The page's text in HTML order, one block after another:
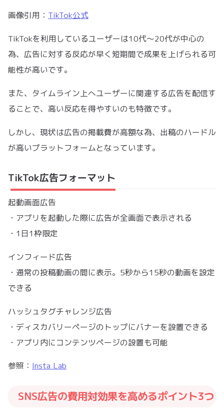
画像引用： TikTok公式
TikTokを利用しているユーザーは10代〜20代が中心の
為、広告に対する反応が早く短期間で成果を上げられる可
能性が高いです。
また、タイムライン上へユーザーに関連する広告を配信す
ることで、高い反応を得やすいのも特徴です。
しかし、現状は広告の掲載費が高額な為、出稿のハードル
が高いプラットフォームとなっています。
TikTok広告フォーマット
起動画面広告
・アプリを起動した際に広告が全画面で表示される
・1日1枠限定
インフィード広告
・通常の投稿動画の間に表示。5秒から15秒の動画を設定
できる
ハッシュタグチャレンジ広告
・ディスカバリーページのトップにバナーを設置できる
・アプリ内にコンテンツページの設置も可能
参照： Insta Lab
SNS広告の費用対効果を高めるポイント3つ